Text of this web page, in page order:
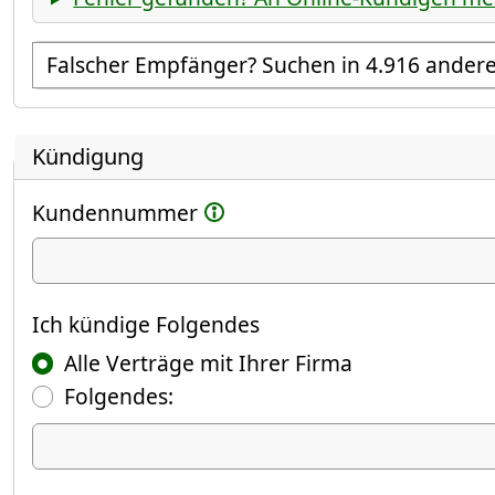
Empfänger suchen
Kündigung
Kundennummer
Ich kündige
Ich kündige Folgendes
Alle Verträge mit Ihrer Firma
Folgendes:
Ich kündige Folgendes